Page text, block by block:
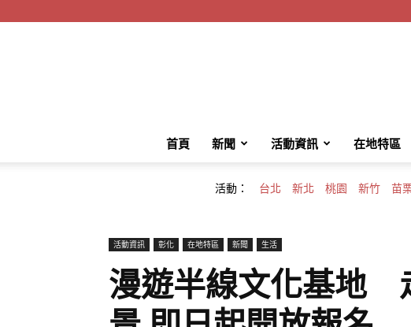
首頁 新聞 活動資訊 在地特區
活動： 台北 新北 桃園 新竹 苗
活動資訊 彰化 在地特區 新聞 生活
漫遊半線文化基地